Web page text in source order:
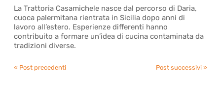
La Trattoria Casamichele nasce dal percorso di Daria,
cuoca palermitana rientrata in Sicilia dopo anni di
lavoro all’estero. Esperienze differenti hanno
contribuito a formare un’idea di cucina contaminata da
tradizioni diverse.
« Post precedenti Post successivi »